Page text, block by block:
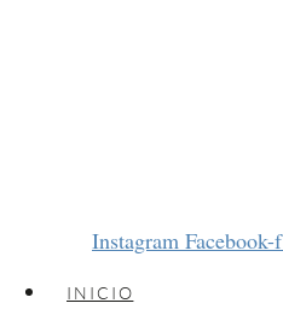
Instagram Facebook-f
INICIO